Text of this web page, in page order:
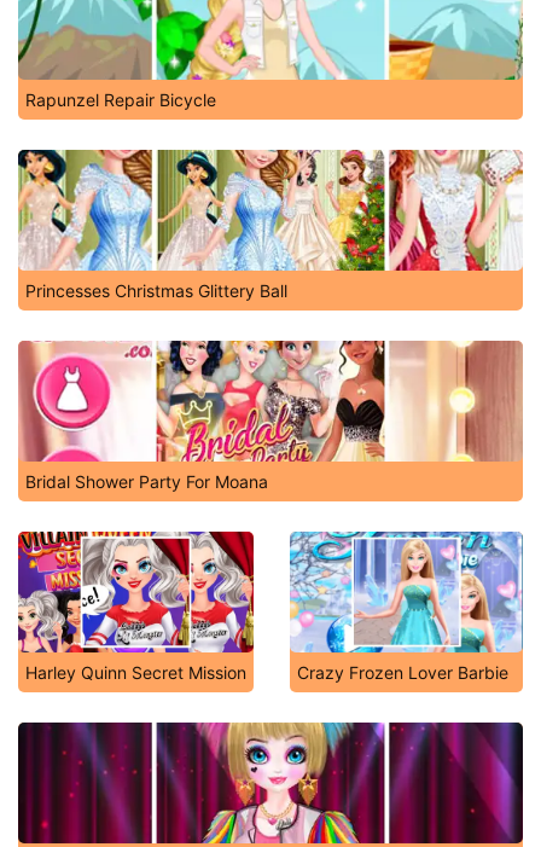
Rapunzel Repair Bicycle
Princesses Christmas Glittery Ball
Bridal Shower Party For Moana
Harley Quinn Secret Mission Crazy Frozen Lover Barbie